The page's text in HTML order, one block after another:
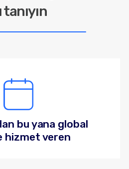
tanıyın
bu yana global
hizmet veren